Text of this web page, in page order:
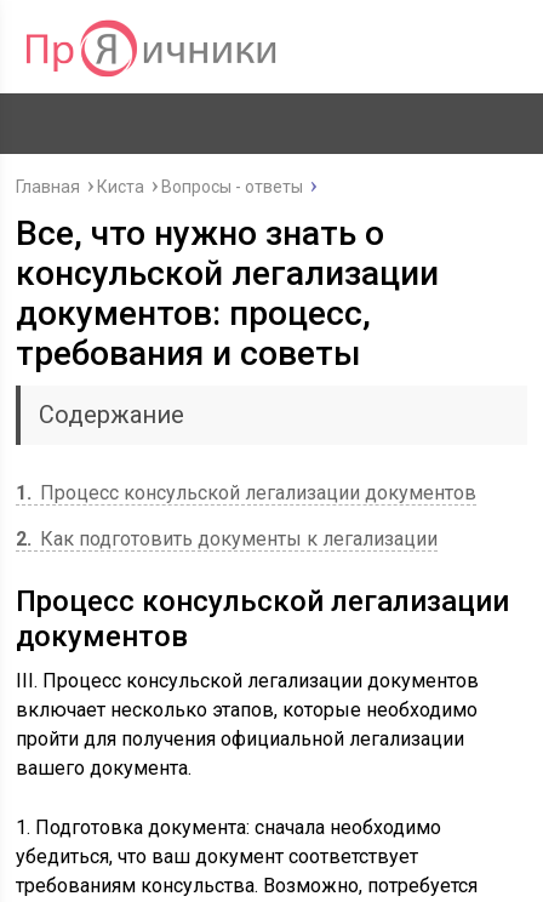
Главная Киста Вопросы - ответы
Все, что нужно знать о
консульской легализации
документов: процесс,
требования и советы
Содержание
1
Процесс консульской легализации документов
2
Как подготовить документы к легализации
Процесс консульской легализации
документов
III. Процесс консульской легализации документов
включает несколько этапов, которые необходимо
пройти для получения официальной легализации
вашего документа.
1. Подготовка документа: сначала необходимо
убедиться, что ваш документ соответствует
требованиям консульства. Возможно, потребуется